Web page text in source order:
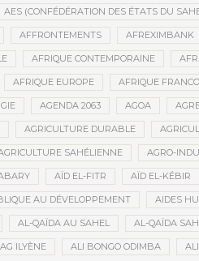
AES (CONFÉDÉRATION DES ÉTATS DU
AFFRONTEMENTS AFREXIMBANK
AFRIQUE CONTEMPORAINE
AFRIQUE EUROPE AFRIQUE
AGENDA 2063 AGOA
AGRICULTURE DURABLE
SAHÉLIENNE AGRO-
AÏD EL-FITR AÏD EL-KÉBIR
AU DÉVELOPPEMENT AIDES
AL-QAÏDA AU SAHEL AL-QAÏDA
ILYÈNE ALI BONGO ODIMBA